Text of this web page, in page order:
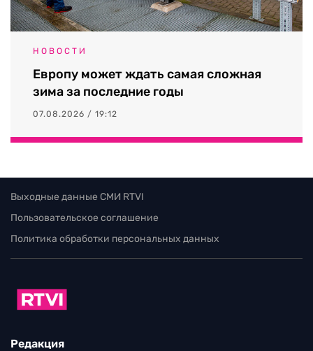
НОВОСТИ
Европу может ждать самая сложная
зима за последние годы
07.08.2026 / 19:12
Выходные данные СМИ RTVI
Пользовательское соглашение
Политика обработки персональных данных
Редакция